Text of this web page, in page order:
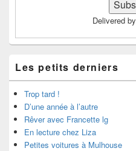
Delivered by
Les petits derniers
Trop tard !
D’une année à l’autre
Rêver avec Francette lg
En lecture chez Liza
Petites voitures à Mulhouse